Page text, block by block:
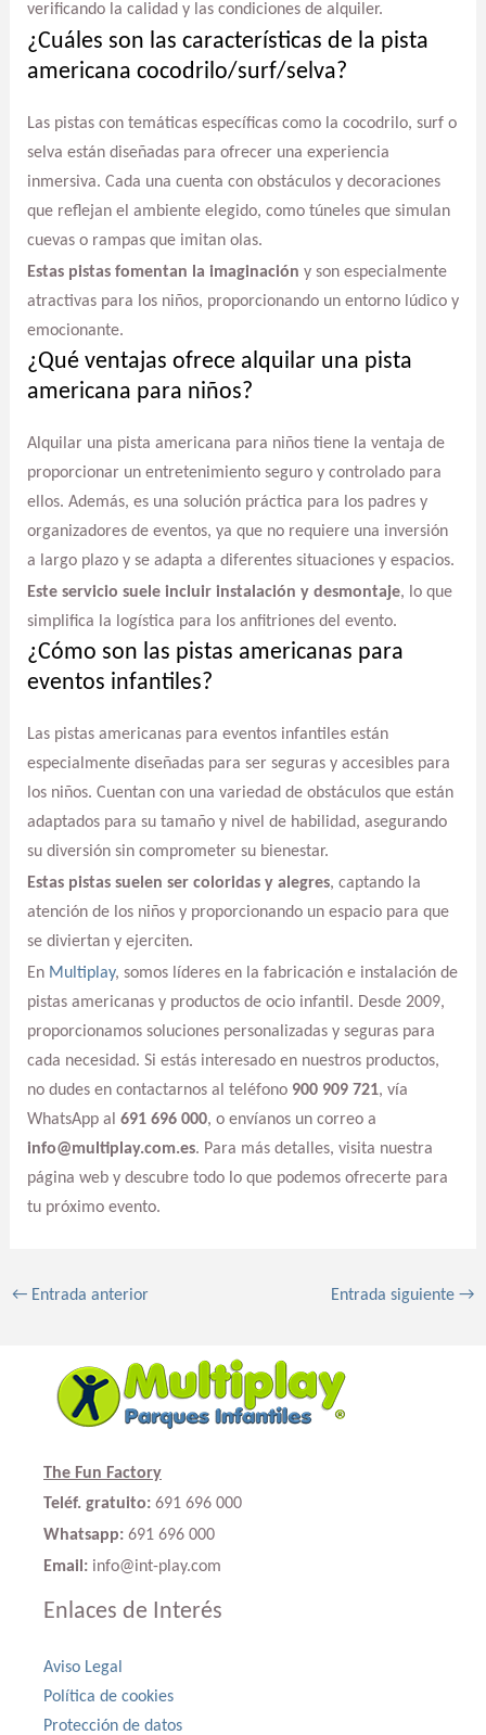
verificando la calidad y las condiciones de alquiler.
¿Cuáles son las características de la pista
americana cocodrilo/surf/selva?
Las pistas con temáticas específicas como la cocodrilo, surf o
selva están diseñadas para ofrecer una experiencia
inmersiva. Cada una cuenta con obstáculos y decoraciones
que reflejan el ambiente elegido, como túneles que simulan
cuevas o rampas que imitan olas.
Estas pistas fomentan la imaginación y son especialmente
atractivas para los niños, proporcionando un entorno lúdico y
emocionante.
¿Qué ventajas ofrece alquilar una pista
americana para niños?
Alquilar una pista americana para niños tiene la ventaja de
proporcionar un entretenimiento seguro y controlado para
ellos. Además, es una solución práctica para los padres y
organizadores de eventos, ya que no requiere una inversión
a largo plazo y se adapta a diferentes situaciones y espacios.
Este servicio suele incluir instalación y desmontaje, lo que
simplifica la logística para los anfitriones del evento.
¿Cómo son las pistas americanas para
eventos infantiles?
Las pistas americanas para eventos infantiles están
especialmente diseñadas para ser seguras y accesibles para
los niños. Cuentan con una variedad de obstáculos que están
adaptados para su tamaño y nivel de habilidad, asegurando
su diversión sin comprometer su bienestar.
Estas pistas suelen ser coloridas y alegres, captando la
atención de los niños y proporcionando un espacio para que
se diviertan y ejerciten.
En Multiplay, somos líderes en la fabricación e instalación de
pistas americanas y productos de ocio infantil. Desde 2009,
proporcionamos soluciones personalizadas y seguras para
cada necesidad. Si estás interesado en nuestros productos,
no dudes en contactarnos al teléfono 900 909 721, vía
WhatsApp al 691 696 000, o envíanos un correo a
info@multiplay.com.es. Para más detalles, visita nuestra
página web y descubre todo lo que podemos ofrecerte para
tu próximo evento.
←Entrada anterior Entrada siguiente→
The Fun Factory
Teléf. gratuito: 691 696 000
Whatsapp: 691 696 000
Email: info@int-play.com
Enlaces de Interés
Aviso Legal
Política de cookies
Protección de datos